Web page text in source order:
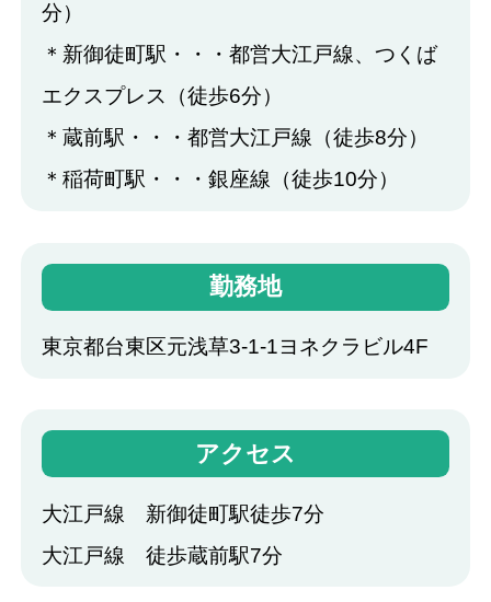
分）
＊新御徒町駅・・・都営大江戸線、つくば
エクスプレス（徒歩6分）
＊蔵前駅・・・都営大江戸線（徒歩8分）
＊稲荷町駅・・・銀座線（徒歩10分）
勤務地
東京都台東区元浅草3-1-1ヨネクラビル4F
アクセス
大江戸線 新御徒町駅徒歩7分
大江戸線 徒歩蔵前駅7分